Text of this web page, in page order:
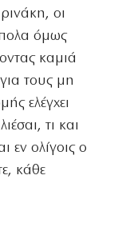
οι
όμως
καμιά
τους μη
ελέγχει
τι και
εν ολίγοις ο
κάθε